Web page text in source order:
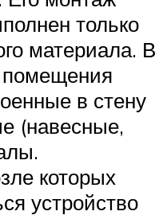
только
материала. В
помещения
в стену
(навесные,
которых
устройство